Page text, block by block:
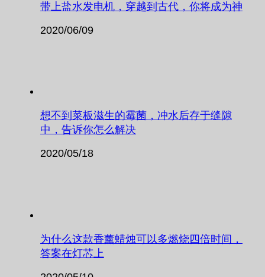
带上盐水发电机，穿越到古代，你将成为神
2020/06/09
想不到菜板滋生的霉菌，冲水后存于缝隙
中，告诉你怎么解决
2020/05/18
为什么这款香薰蜡烛可以多燃烧四倍时间，
答案在灯芯上